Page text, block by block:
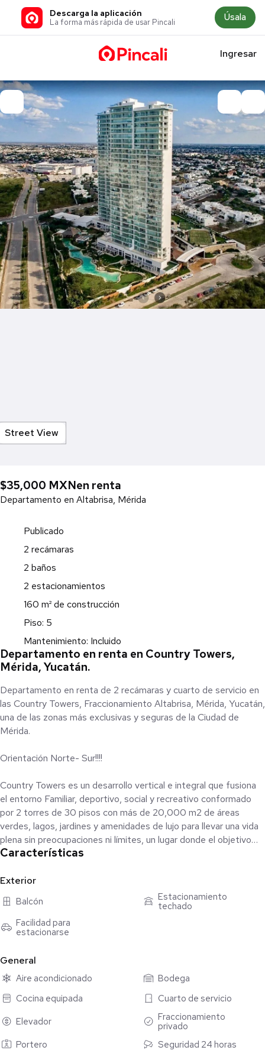
Descarga la aplicación
La forma más rápida de usar Pincali Úsala
Ingresar
Street View
$35,000 MXNen renta
Departamento en Altabrisa, Mérida
Publicado
2 recámaras
2 baños
2 estacionamientos
160 m² de construcción
Piso: 5
Mantenimiento: Incluido
Departamento en renta en Country Towers,
Mérida, Yucatán.
Departamento en renta de 2 recámaras y cuarto de servicio en
las Country Towers, Fraccionamiento Altabrisa, Mérida, Yucatán,
una de las zonas más exclusivas y seguras de la Ciudad de
Mérida.
Orientación Norte- Sur!!!!
Country Towers es un desarrollo vertical e integral que fusiona
el entorno Familiar, deportivo, social y recreativo conformado
por 2 torres de 30 pisos con más de 20,000 m2 de áreas
verdes, lagos, jardines y amenidades de lujo para llevar una vida
plena sin preocupaciones ni límites, un lugar donde el objetivo
principal es: dejarse consentir todos los días.
Se encuentran en el Fraccionamiento Altabrisa, rodeado de
reservas naturales, centros comerciales, restaurantes de muy
buen nivel, hospitales y las mejores escuelas y universidades de
Mérida como: Plaza Altabrisa, Up town, Urban Center, City
Center, Plaza La Isla, Plaza The Harbor, Hospital Star Médica
Marista, Universidad Modelo, Renacimiento, entre otros.
Fraccionamiento Altabrisa, Mérida, Yucatán.
- Piso 5
-Distribución del departamento:
- Sala, comedor y cocina.
Características
Exterior
Balcón
Estacionamiento
techado
Facilidad para
estacionarse
General
Aire acondicionado
Bodega
Cocina equipada
Cuarto de servicio
Elevador
Fraccionamiento
privado
Portero
Seguridad 24 horas